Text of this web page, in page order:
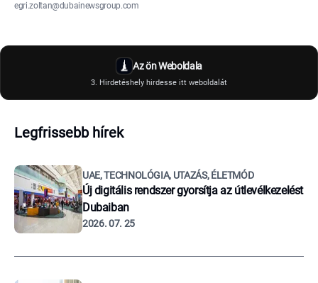
egri.zoltan@dubainewsgroup.com
Az ön Weboldala
3. Hirdetéshely hirdesse itt weboldalát
Legfrissebb hírek
UAE, TECHNOLÓGIA, UTAZÁS, ÉLETMÓD
Új digitális rendszer gyorsítja az útlevélkezelést
Dubaiban
2026. 07. 25